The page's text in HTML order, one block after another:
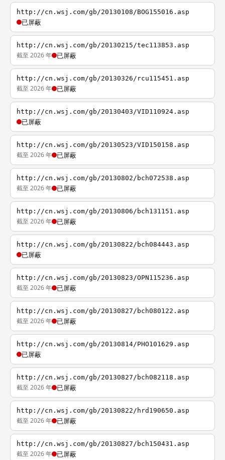
http://cn.wsj.com/gb/20130108/BOG155016.asp
已屏蔽
http://cn.wsj.com/gb/20130215/tec113853.asp
截至 2026 年 已屏蔽
http://cn.wsj.com/gb/20130326/rcu115451.asp
截至 2026 年 已屏蔽
http://cn.wsj.com/gb/20130403/VID110924.asp
已屏蔽
http://cn.wsj.com/gb/20130523/VID150158.asp
截至 2026 年 已屏蔽
http://cn.wsj.com/gb/20130802/bch072538.asp
截至 2026 年 已屏蔽
http://cn.wsj.com/gb/20130806/bch131151.asp
截至 2026 年 已屏蔽
http://cn.wsj.com/gb/20130822/bch084443.asp
已屏蔽
http://cn.wsj.com/gb/20130823/OPN115236.asp
截至 2026 年 已屏蔽
http://cn.wsj.com/gb/20130827/bch080122.asp
截至 2026 年 已屏蔽
http://cn.wsj.com/gb/20130814/PHO101629.asp
已屏蔽
http://cn.wsj.com/gb/20130827/bch082118.asp
截至 2026 年 已屏蔽
http://cn.wsj.com/gb/20130822/hrd190650.asp
截至 2026 年 已屏蔽
http://cn.wsj.com/gb/20130827/bch150431.asp
截至 2026 年 已屏蔽